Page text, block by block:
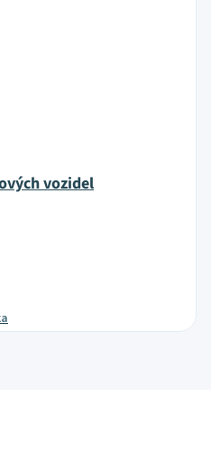
vozidel